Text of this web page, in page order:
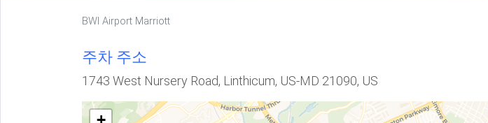
BWI Airport Marriott
주차 주소
1743 West Nursery Road, Linthicum, US-MD 21090, US